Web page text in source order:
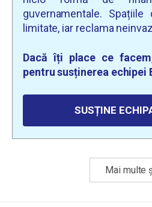
guvernamentale.
limitate, iar reclama
Dacă îți place ce
pentru susținerea echipei
SUSȚINE
Mai multe